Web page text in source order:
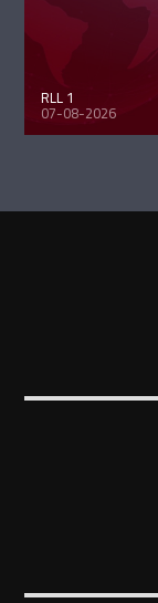
RLL 1
07-08-2026